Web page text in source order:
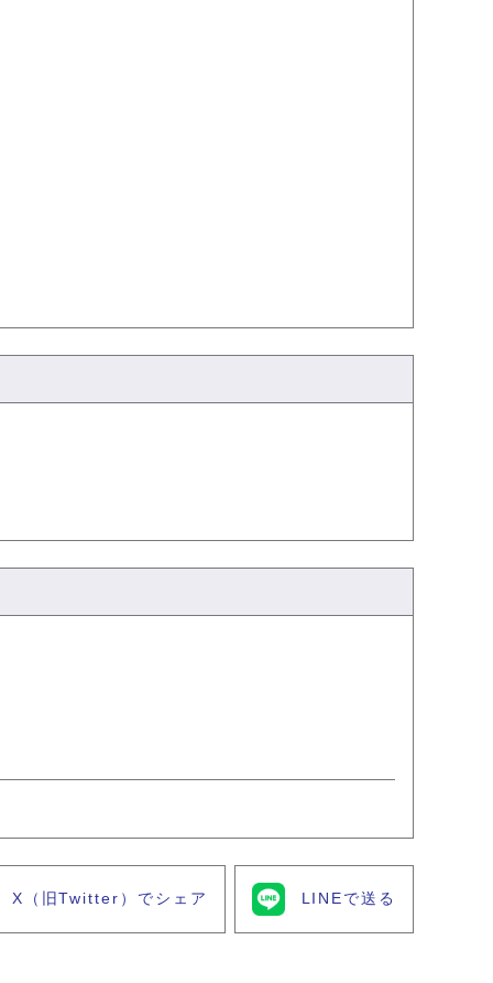
X（旧Twitter）でシェア LINEで送る